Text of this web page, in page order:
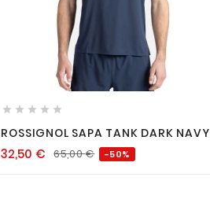
  
    
ROSSIGNOL SAPA TANK DARK NAVY
32,50€ 65,00€ -50%